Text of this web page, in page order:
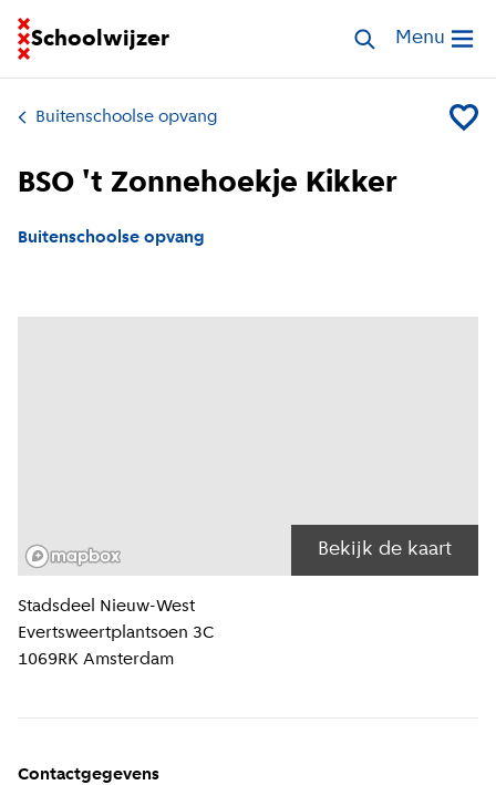
Schoolwijzer
Ga naar homepage van SchoolwijzerZoek opvang
Open
Menu
Buitenschoolse opvang Voeg
BSO 't Zonnehoekje Kikker
Buitenschoolse opvang
Bekijk de kaart
Locatiegegevens
Stadsdeel
Nieuw-West
Evertsweertplantsoen 3C
1069RK Amsterdam
Contactgegevens